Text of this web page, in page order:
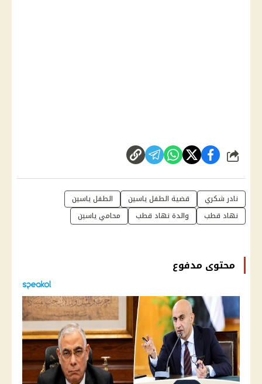
شارك
نادر شكري قضية الطفل ياسين
الطفل ياسين
نهاد قطب
والدة نهاد قطب محامي ياسين
محتوى مدفوع